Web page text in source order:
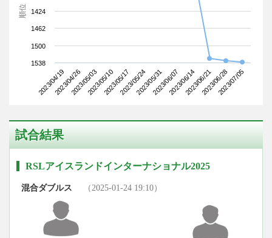
順位
2023/04/192023/04/262023/05/032023/05/102023/05/172023/05/242023/05/312023/06/072023/06/142023/06/212023/06/282023/07/05
1424
1462
1500
1538
試合結果
RSLアイスランドインターナショナル2025
混合ダブルス （2025-01-24 19:10）